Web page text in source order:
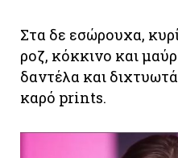
Στα δε εσώρουχα,
ροζ, κόκκινο και
δαντέλα και
καρό prints.